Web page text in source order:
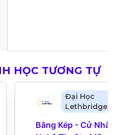
HỌC TƯƠNG TỰ
Đại Học
Lethbridge
Bằng Kép - Cử Nhân